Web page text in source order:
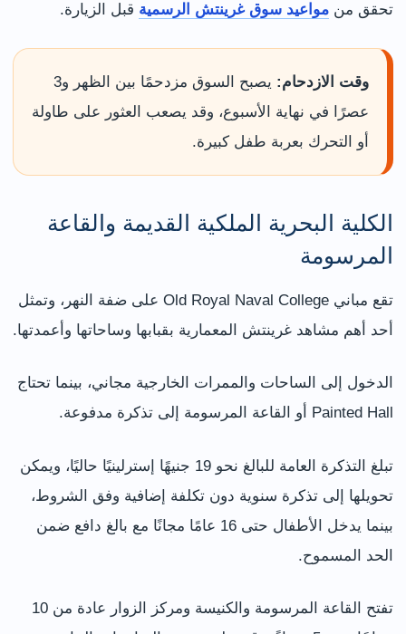
تحقق من مواعيد سوق غرينتش الرسمية قبل الزيارة.
وقت الازدحام:
يصبح السوق مزدحمًا بين الظهر و3
عصرًا في نهاية الأسبوع، وقد يصعب العثور على طاولة
أو التحرك بعربة طفل كبيرة.
الكلية البحرية الملكية القديمة والقاعة
المرسومة
تقع مباني Old Royal Naval College على ضفة النهر، وتمثل
أحد أهم مشاهد غرينتش المعمارية بقبابها وساحاتها وأعمدتها.
الدخول إلى الساحات والممرات الخارجية مجاني، بينما تحتاج
Painted Hall أو القاعة المرسومة إلى تذكرة مدفوعة.
تبلغ التذكرة العامة للبالغ نحو 19 جنيهًا إسترلينيًا حاليًا، ويمكن
تحويلها إلى تذكرة سنوية دون تكلفة إضافية وفق الشروط،
بينما يدخل الأطفال حتى 16 عامًا مجانًا مع بالغ دافع ضمن
الحد المسموح.
تفتح القاعة المرسومة والكنيسة ومركز الزوار عادة من 10